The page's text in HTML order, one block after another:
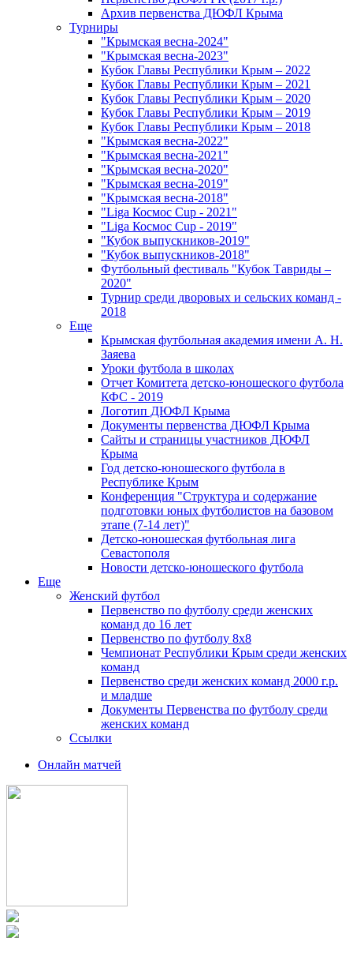
Архив первенства ДЮФЛ Крыма
Турниры
"Крымская весна-2024"
"Крымская весна-2023"
Кубок Главы Республики Крым – 2022
Кубок Главы Республики Крым – 2021
Кубок Главы Республики Крым – 2020
Кубок Главы Республики Крым – 2019
Кубок Главы Республики Крым – 2018
"Крымская весна-2022"
"Крымская весна-2021"
"Крымская весна-2020"
"Крымская весна-2019"
"Крымская весна-2018"
"Liga Космос Cup - 2021"
"Liga Космос Cup - 2019"
"Кубок выпускников-2019"
"Кубок выпускников-2018"
Футбольный фестиваль "Кубок Тавриды –
2020"
Турнир среди дворовых и сельских команд -
2018
Еще
Крымская футбольная академия имени А. Н.
Заяева
Уроки футбола в школах
Отчет Комитета детско-юношеского футбола
КФС - 2019
Логотип ДЮФЛ Крыма
Документы первенства ДЮФЛ Крыма
Сайты и страницы участников ДЮФЛ
Крыма
Год детско-юношеского футбола в
Республике Крым
Конференция "Структура и содержание
подготовки юных футболистов на базовом
этапе (7-14 лет)"
Детско-юношеская футбольная лига
Севастополя
Новости детско-юношеского футбола
Еще
Женский футбол
Первенство по футболу среди женских
команд до 16 лет
Первенство по футболу 8х8
Чемпионат Республики Крым среди женских
команд
Первенство среди женских команд 2000 г.р.
и младше
Документы Первенства по футболу среди
женских команд
Ссылки
Онлайн матчей